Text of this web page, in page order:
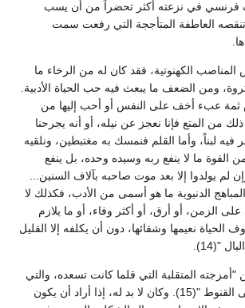
في نزعته أكثر تحضراً من أن يسب
العاطفة المتأججة التي رفعت سمت
الكهنوتية، فقد كان له من الرخاء ما
ومن الضعف ما يبعث فيه حب الحياة الأدبية.
ثمة عبء أخف على النفس أو أحب إليها من
من المتع فإنا نعجز عن نيله، أو أنه يجرحنا
لبناً، وأما القلم فنمسك به مغتبطين، ونلقيه
القوة ما لا ينفع ربه وسيده وحده، بل ينفع
لم يولدوا إلا بعد موت صاحبه بآلاف السنين...
الدنيوية ما هو أسمى من الأدب، فكذلك لا
على الزمن، أو أرق، أو أكثر وفاء، أو ما يلازم
نعيمها وشقائها، دون أن يكلفه إلا القليل
"(14).
"أمزجته المتقلبة التي قلما كانت تسعده، والتي
كانت عادة تنزع به إلى القنوط "(15). وكان لا بد له، إذا أراد أن يكون